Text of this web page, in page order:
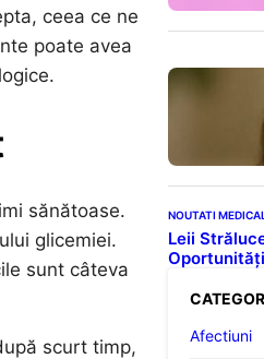
ceea ce ne
poate avea
sănătoase.
glicemiei.
sunt câteva
scurt timp,
NOUTATI
Leii
Afectiuni